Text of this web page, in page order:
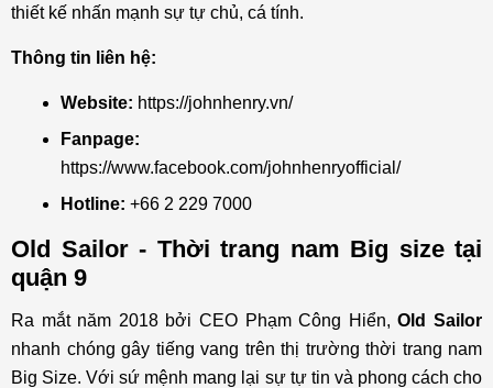
thiết kế nhấn mạnh sự tự chủ, cá tính.
Thông tin liên hệ:
Website: https://johnhenry.vn/
Fanpage:
https://www.facebook.com/johnhenryofficial/
Hotline: +66 2 229 7000
Old Sailor - Thời trang nam Big size tại
quận 9
Ra mắt năm 2018 bởi CEO Phạm Công Hiển,Old Sailor
nhanh chóng gây tiếng vang trên thị trường thời trang nam
Big Size. Với sứ mệnh mang lại sự tự tin và phong cách cho